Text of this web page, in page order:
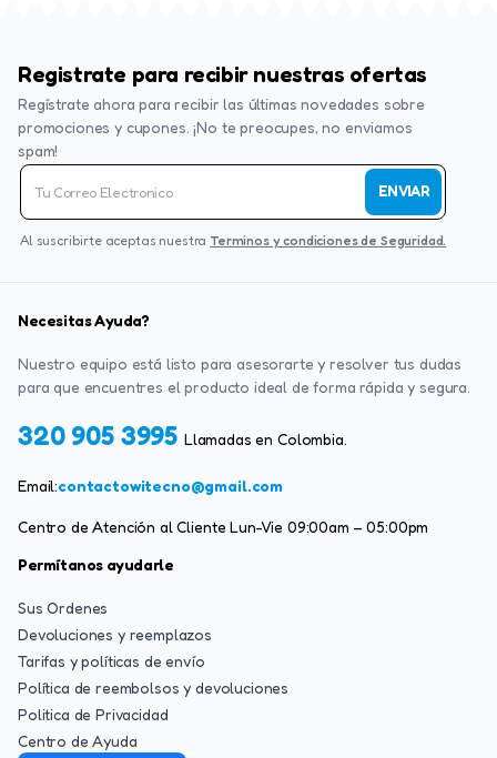
Registrate para recibir nuestras ofertas
Regístrate ahora para recibir las últimas novedades sobre
promociones y cupones. ¡No te preocupes, no enviamos
spam!
ENVIAR
Al suscribirte aceptas nuestra Terminos y condiciones de Seguridad.
Necesitas Ayuda?
Nuestro equipo está listo para asesorarte y resolver tus dudas
para que encuentres el producto ideal de forma rápida y segura.
320 905 3995 Llamadas en Colombia.
Email:contactowitecno@gmail.com
Centro de Atención al Cliente Lun-Vie 09:00am – 05:00pm
Permítanos ayudarle
Sus Ordenes
Devoluciones y reemplazos
Tarifas y políticas de envío
Política de reembolsos y devoluciones
Politica de Privacidad
Centro de Ayuda